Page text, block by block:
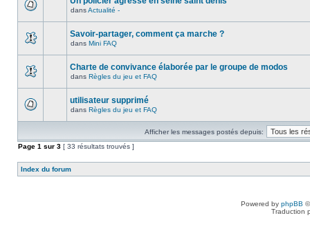
dansActualité -
Savoir-partager, comment ça marche ?
dans Mini FAQ
Charte de convivance élaborée par le groupe de modos
dans Règles du jeu et FAQ
utilisateur supprimé
dans Règles du jeu et FAQ
Afficher les messages postés depuis:
Page 1 sur 3 [ 33 résultats trouvés ]
Index du forum
Powered by phpBB
Traduction